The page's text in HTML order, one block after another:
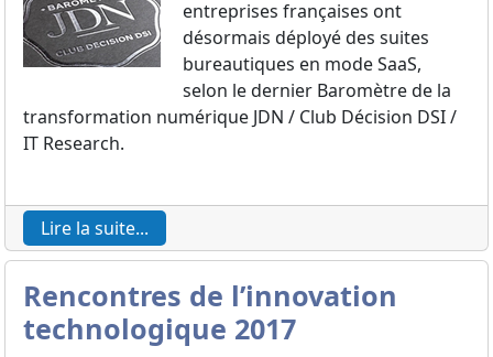
entreprises françaises ont
désormais déployé des suites
bureautiques en mode SaaS,
selon le dernier Baromètre de la
transformation numérique JDN / Club Décision DSI /
IT Research.
Lire la suite...
Rencontres de l’innovation
technologique 2017